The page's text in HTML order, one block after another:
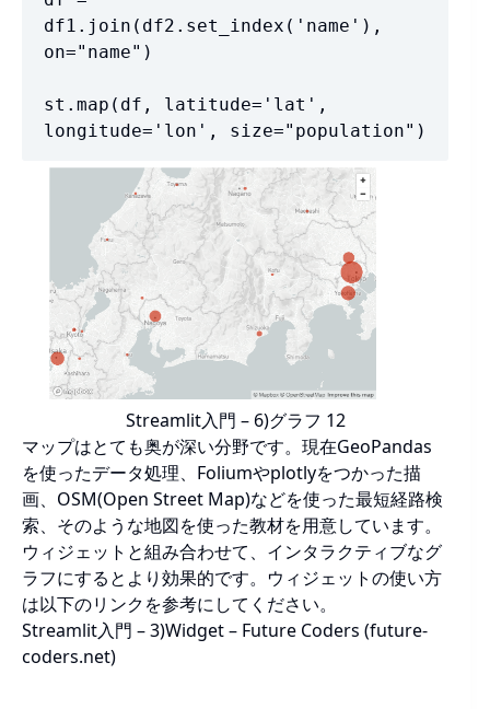
df1.join(df2.set_index('name'),
on="name")
st.map(df, latitude='lat',
longitude='lon', size="population")
Streamlit入門 – 6)グラフ 12
マップはとても奥が深い分野です。現在GeoPandas
を使ったデータ処理、Foliumやplotlyをつかった描
画、OSM(Open Street Map)などを使った最短経路検
索、そのような地図を使った教材を用意しています。
ウィジェットと組み合わせて、インタラクティブなグ
ラフにするとより効果的です。ウィジェットの使い方
は以下のリンクを参考にしてください。
Streamlit入門 – 3)Widget – Future Coders (future-
coders.net)